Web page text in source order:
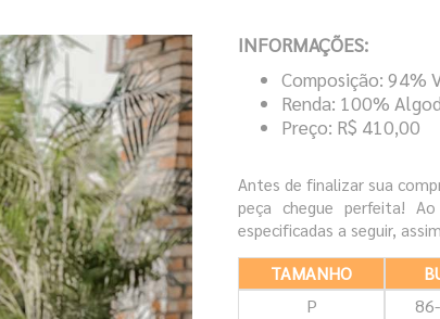
INFORMAÇÕES:
Composição: 94%
Renda: 100%
Preço: R$ 410,00
Antes de finalizar sua
peça chegue perfeita!
especificadas a seguir,
TAMANHO
P